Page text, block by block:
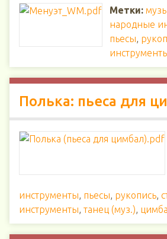
Метки:
народные
пьесы,
Полька: пьеса для
инструменты, пьесы, рукопись,
инструменты, танец (муз.),